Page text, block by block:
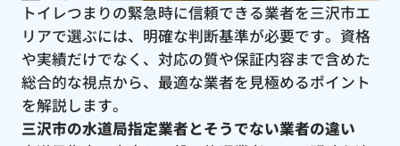
トイレつまりの緊急時に信頼できる業者を三沢市エ
リアで選ぶには、明確な判断基準が必要です。資格
や実績だけでなく、対応の質や保証内容まで含めた
総合的な視点から、最適な業者を見極めるポイント
を解説します。
三沢市の水道局指定業者とそうでない業者の違い